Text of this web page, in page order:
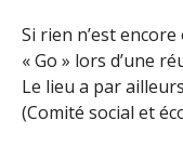
Si rien n’est
« Go » lors d’une
Le lieu a par
(Comité social et